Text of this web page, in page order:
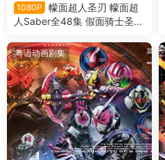
1080P
幪面超人圣刃 幪面超
人Saber全48集 假面骑士圣刃
粤语动画剧集